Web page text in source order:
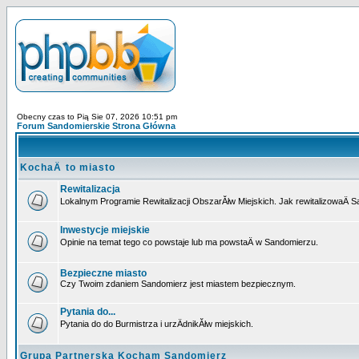
Obecny czas to Pią Sie 07, 2026 10:51 pm
Forum Sandomierskie Strona Główna
KochaÄ to miasto
Rewitalizacja
Lokalnym Programie Rewitalizacji ObszarĂłw Miejskich. Jak rewitalizowaÄ
Inwestycje miejskie
Opinie na temat tego co powstaje lub ma powstaÄ w Sandomierzu.
Bezpieczne miasto
Czy Twoim zdaniem Sandomierz jest miastem bezpiecznym.
Pytania do...
Pytania do do Burmistrza i urzÄdnikĂłw miejskich.
Grupa Partnerska Kocham Sandomierz